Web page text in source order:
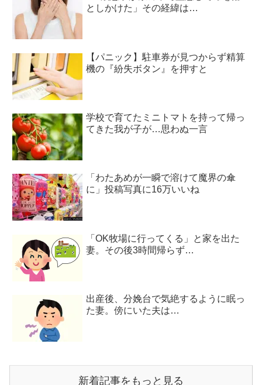
としかけた」その経緯は…
【パニック】駐車券が見つからず精算
機の『紛失ボタン』を押すと
学校で育てたミニトマトを持って帰っ
てきた我が子が…思わぬ一言
「わたあめが一瞬で溶けて魔界の傘
に」投稿写真に16万いいね
「OK牧場に行ってくる」と家を出た
妻。その後3時間帰らず…
出産後、分娩台で気絶するように眠っ
た妻。傍にいた夫は…
新着記事をもっと見る